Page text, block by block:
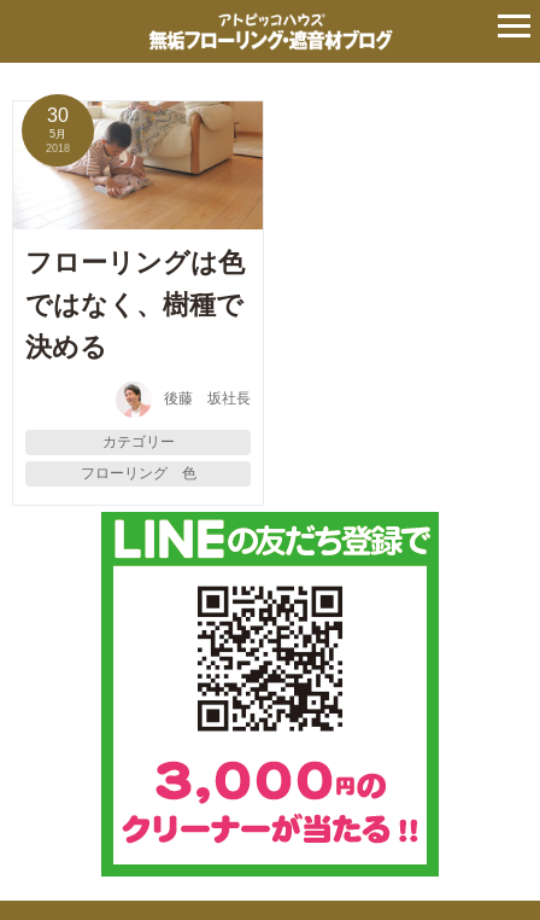
ＵＶ塗料 の記事
30
5月
2018
フローリングは色
ではなく、樹種で
決める
後藤 坂社長
カテゴリー
フローリング 色